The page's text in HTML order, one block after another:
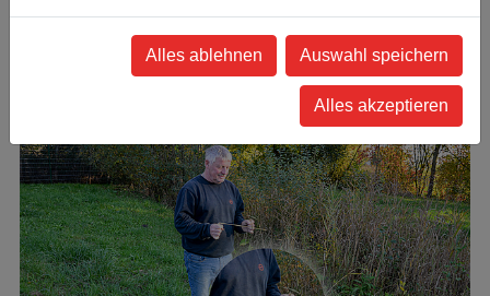
Wetter und einer grandiosen Aussicht auf die umliegenden
Berge. Das war einfach ein fantastischer Auftrag.“
Alles ablehnen Auswahl speichern
Alles akzeptieren